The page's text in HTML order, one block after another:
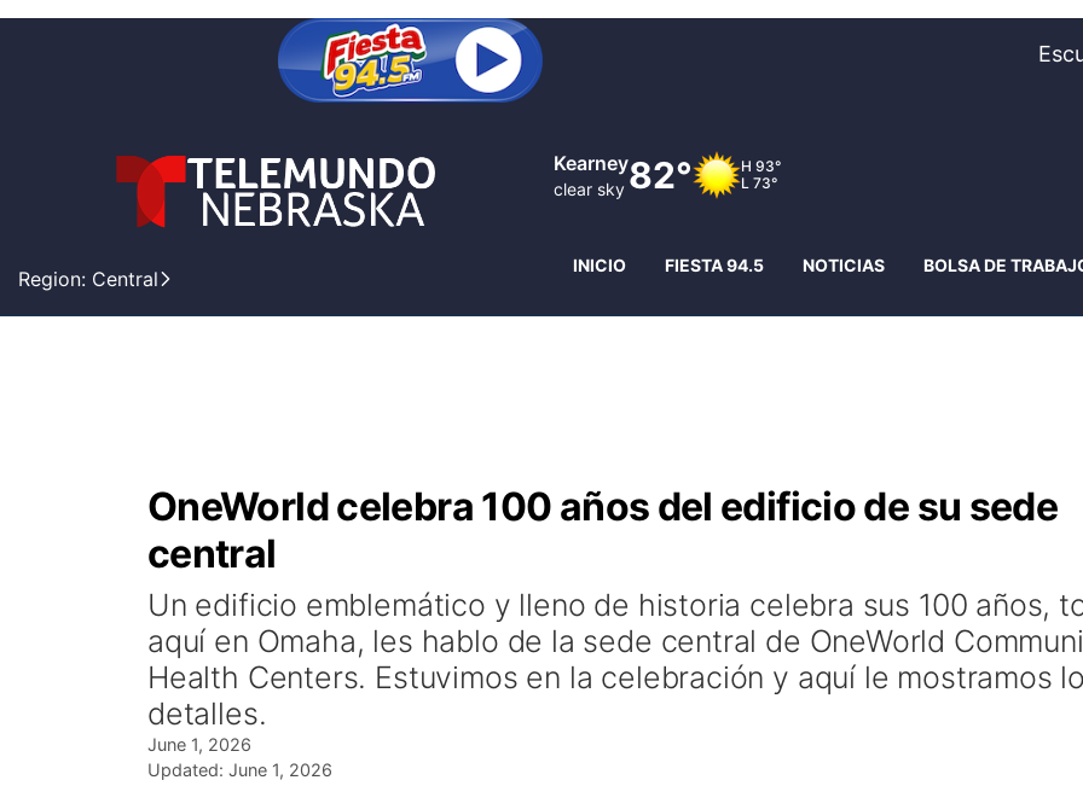
Region: Central
Kearney
clear sky 82° H 93°
L 73°
INICIO FIESTA 94.5 NOTICIAS BOLSA DE
OneWorld celebra 100 años del edificio de su sede
central
Un edificio emblemático y lleno de historia celebra sus 100 años,
aquí en Omaha, les hablo de la sede central de OneWorld
Health Centers. Estuvimos en la celebración y aquí le mostramos
detalles.
June 1, 2026
Updated: June 1, 2026